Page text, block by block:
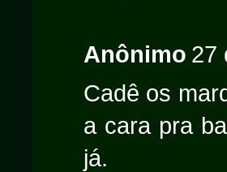
Anônimo 27
Cadê os
a cara pra
já.